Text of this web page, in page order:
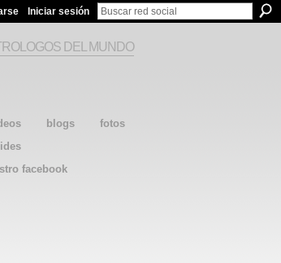
Iniciar sesión
blogs
fotos
facebook
DEL MUNDO